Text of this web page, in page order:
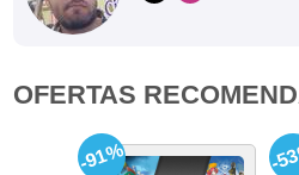
OFERTAS
-91% -